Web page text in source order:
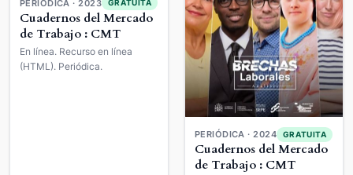
PERIÓDICA · 2023 GRATUITA
Cuadernos del Mercado
de Trabajo : CMT
En línea. Recurso en línea
(HTML). Periódica.
PERIÓDICA · 2024 GRATUITA
Cuadernos del Mercado
de Trabajo : CMT